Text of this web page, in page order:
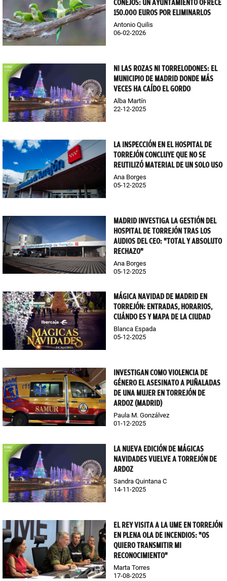
CONEJOS: UN AYUNTAMIENTO OFRECE
150.000 EUROS POR ELIMINARLOS
Antonio Quilis
06-02-2026
NI LAS ROZAS NI TORRELODONES: EL
MUNICIPIO DE MADRID DONDE MÁS
VECES HA CAÍDO EL GORDO
Alba Martín
22-12-2025
LA INSPECCIÓN EN EL HOSPITAL DE
TORREJÓN CONCLUYE QUE NO SE
REUTILIZÓ MATERIAL DE UN SOLO USO
Ana Borges
05-12-2025
MADRID INVESTIGA LA GESTIÓN DEL
HOSPITAL DE TORREJÓN TRAS LOS
AUDIOS DEL CEO: "TOTAL Y ABSOLUTO
RECHAZO"
Ana Borges
05-12-2025
MÁGICA NAVIDAD DE MADRID EN
TORREJÓN: ENTRADAS, HORARIOS,
CUÁNDO ES Y MAPA DE LA CIUDAD
Blanca Espada
05-12-2025
INVESTIGAN COMO VIOLENCIA DE
GÉNERO EL ASESINATO A PUÑALADAS
DE UNA MUJER EN TORREJÓN DE
ARDOZ (MADRID)
Paula M. Gonzálvez
01-12-2025
LA NUEVA EDICIÓN DE MÁGICAS
NAVIDADES VUELVE A TORREJÓN DE
ARDOZ
Sandra Quintana C
14-11-2025
EL REY VISITA A LA UME EN TORREJÓN
EN PLENA OLA DE INCENDIOS: "OS
QUIERO TRANSMITIR MI
RECONOCIMIENTO"
Marta Torres
17-08-2025